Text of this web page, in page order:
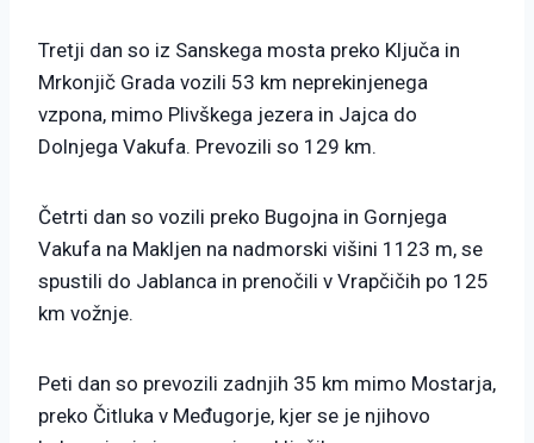
Tretji dan so iz Sanskega mosta preko Ključa in
Mrkonjič Grada vozili 53 km neprekinjenega
vzpona, mimo Plivškega jezera in Jajca do
Dolnjega Vakufa. Prevozili so 129 km.
Četrti dan so vozili preko Bugojna in Gornjega
Vakufa na Makljen na nadmorski višini 1123 m, se
spustili do Jablanca in prenočili v Vrapčičih po 125
km vožnje.
Peti dan so prevozili zadnjih 35 km mimo Mostarja,
preko Čitluka v Međugorje, kjer se je njihovo